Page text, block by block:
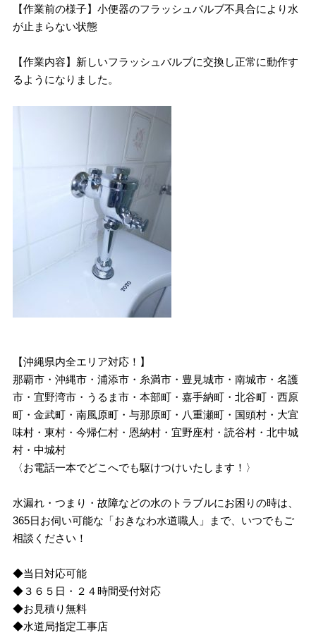
【作業前の様子】小便器のフラッシュバルブ不具合により水
が止まらない状態
【作業内容】新しいフラッシュバルブに交換し正常に動作す
るようになりました。
【沖縄県内全エリア対応！】
那覇市・沖縄市・浦添市・糸満市・豊見城市・南城市・名護
市・宜野湾市・うるま市・本部町・嘉手納町・北谷町・西原
町・金武町・南風原町・与那原町・八重瀬町・国頭村・大宜
味村・東村・今帰仁村・恩納村・宜野座村・読谷村・北中城
村・中城村
〈お電話一本でどこへでも駆けつけいたします！〉
水漏れ・つまり・故障などの水のトラブルにお困りの時は、
365日お伺い可能な「おきなわ水道職人」まで、いつでもご
相談ください！
◆当日対応可能
◆３６５日・２４時間受付対応
◆お見積り無料
◆水道局指定工事店